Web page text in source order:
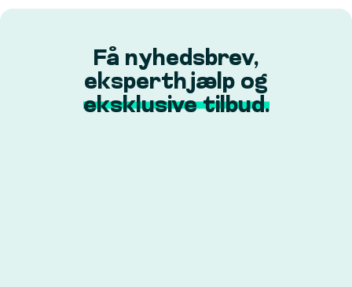
Få nyhedsbrev,
eksperthjælp og
eksklusive tilbud.